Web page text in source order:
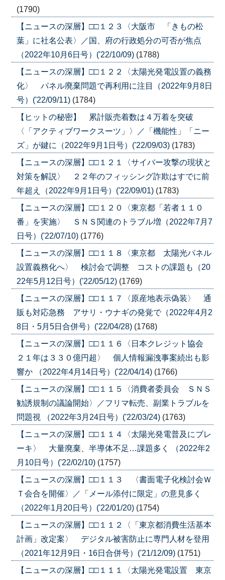
(1790)
【ニュースの深層】□□１２３〈大阪市 「きもの松
葉」に社名公表〉／国、府の行政処分の可否が焦点
（2022年10月6日号）('22/10/09) (1788)
【ニュースの深層】□□１２２〈太陽光発電設置の義務
化〉 パネル廃棄問題で再利用に注目（2022年9月8日
号）('22/09/11) (1784)
【ヒットの秘密】 累計販売着数は４万着を突破
〈「アクティブワークスーツ」〉／「機能性」「ニー
ズ」が鍵に（2022年9月1日号）('22/09/03) (1783)
【ニュースの深層】□□１２１〈サイバー攻撃の現状と
対策を解説〉 ２２年のフィッシング詐欺はすでに前
年超え（2022年9月1日号）('22/09/01) (1783)
【ニュースの深層】□□１２０〈東京都「若者１１０
番」を実施〉 ＳＮＳ関連のトラブル増（2022年7月7
日号）('22/07/10) (1776)
【ニュースの深層】□□１１８〈東京都 太陽光パネル
設置義務化へ〉 検討会で調整 コストの課題も（20
22年5月12日号）('22/05/12) (1769)
【ニュースの深層】□□１１７〈原産地表示偽装〉 通
販も対応急務 アサリ・ウナギの発覚で（2022年4月2
8日・5月5日合併号）('22/04/28) (1768)
【ニュースの深層】□□１１６〈日本クレジット協会
２１年は３３０億円超〉 個人情報漏洩事案続出も影
響か （2022年4月14日号）('22/04/14) (1766)
【ニュースの深層】□□１１５〈消費者委員会 ＳＮＳ
勧誘規制の議論開始〉／フリマ転売、副業トラブルを
問題視 （2022年3月24日号）('22/03/24) (1763)
【ニュースの深層】□□１１４〈太陽光発電普及にブレ
ーキ〉 大量廃棄、半導体不足…課題多く （2022年2
月10日号）('22/02/10) (1757)
【ニュースの深層】□□１１３ 〈書面電子化検討会Ｗ
Ｔ会合を開催〉／「メール添付に限定」の意見多く
（2022年1月20日号）('22/01/20) (1754)
【ニュースの深層】□□１１２〈「東京都消費生活基本
計画」改定案〉 デジタル被害防止に専門人材を登用
（2021年12月9日・16日合併号）('21/12/09) (1751)
【ニュースの深層】□□１１１〈太陽光発電設置 東京